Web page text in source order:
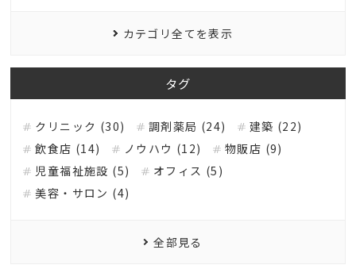
カテゴリ全てを表示
タグ
クリニック (30) 調剤薬局 (24)
建築 (22)
飲食店 (14)
ノウハウ (12)
物販店 (9)
児童福祉施設 (5)
オフィス (5)
美容・サロン (4)
全部見る